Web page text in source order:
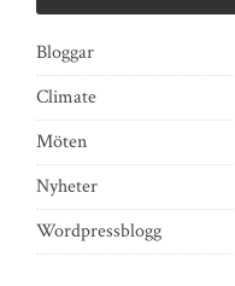
Bloggar
Climate
Möten
Nyheter
Wordpressblogg